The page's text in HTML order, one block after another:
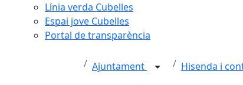
Línia verda Cubelles
Espai jove Cubelles
Portal de transparència
Ajuntament Hisenda i